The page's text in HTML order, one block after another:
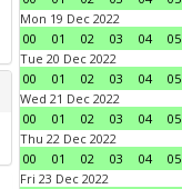
Mon 19 Dec 2022
00
01 02 03 04 05
Tue 20 Dec 2022
00
01 02 03 04 05
Wed 21 Dec 2022
00
01 02 03 04 05
Thu 22 Dec 2022
00
01 02 03 04 05
Fri 23 Dec 2022